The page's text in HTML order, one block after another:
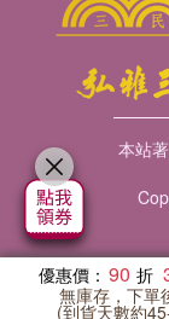
優惠價： 90
無庫存，下單
(到貨天數約
暢銷榜 客服
本站